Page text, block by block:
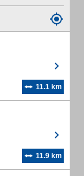
11.1 km
11.9 km